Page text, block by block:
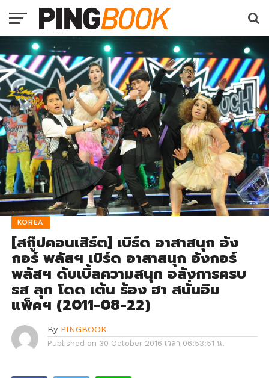
KOREA
[สกู๊ปคอนเสิร์ต] เบิร์ด อาสาสนุก อัง
กอร์ พลัสฯ เบิร์ด อาสาสนุก อังกอร์
พลัสฯ ดับเบิ้ลความสนุก อลังการครบ
รส ลุก โดด เต้น ร้อง ฮา สนั่นอิม
แพ็คฯ (2011-08-22)
By PINGBOOK
Published on 30 October 2016 เวลา 06:53:51 น.